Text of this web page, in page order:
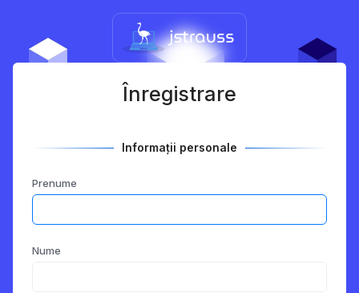
Înregistrare
Informații personale
Prenume
Nume